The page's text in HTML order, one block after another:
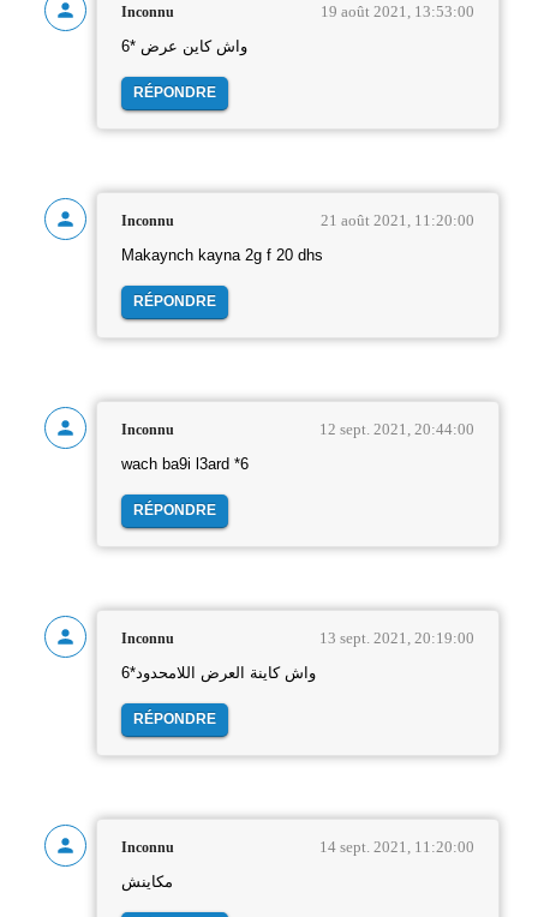
Inconnu 19 août 2021, 13:53:00
واش كاين عرض *6
RÉPONDRE
Inconnu 21 août 2021, 11:20:00
Makaynch kayna 2g f 20 dhs
RÉPONDRE
Inconnu 12 sept. 2021, 20:44:00
wach ba9i l3ard *6
RÉPONDRE
Inconnu 13 sept. 2021, 20:19:00
واش كاينة العرض اللامحدود*6
RÉPONDRE
Inconnu 14 sept. 2021, 11:20:00
مكاينش